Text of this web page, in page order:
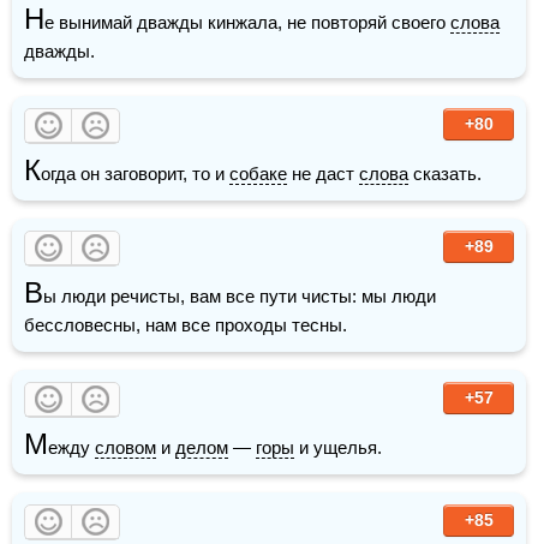
Не вынимай дважды кинжала, не повторяй своего слова
дважды.
+80
Когда он заговорит, то и собаке не даст слова сказать.
+89
Вы люди речисты, вам все пути чисты: мы люди
бессловесны, нам все проходы тесны.
+57
Между словом и делом — горы и ущелья.
+85